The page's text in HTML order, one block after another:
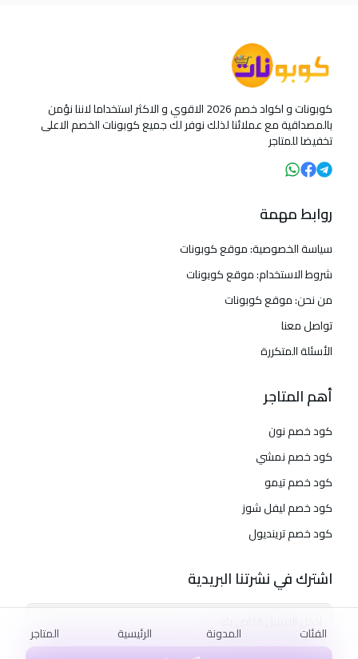
الفئات المدونة الرئيسية المتاجر
كوبونات و اكواد خصم 2026 الاقوي و الاكثر استخداما لاننا نؤمن
بالمصداقية مع عملائنا لذلك نوفر لك جميع كوبونات الخصم الاعلى
تخفيضا للمتاجر
روابط مهمة
سياسة الخصوصية: موقع كوبونات
شروط الاستخدام: موقع كوبونات
من نحن: موقع كوبونات
تواصل معنا
الأسئلة المتكررة
أهم المتاجر
كود خصم نون
كود خصم نمشي
كود خصم تيمو
كود خصم ليفل شوز
كود خصم ترينديول
اشترك في نشرتنا البريدية